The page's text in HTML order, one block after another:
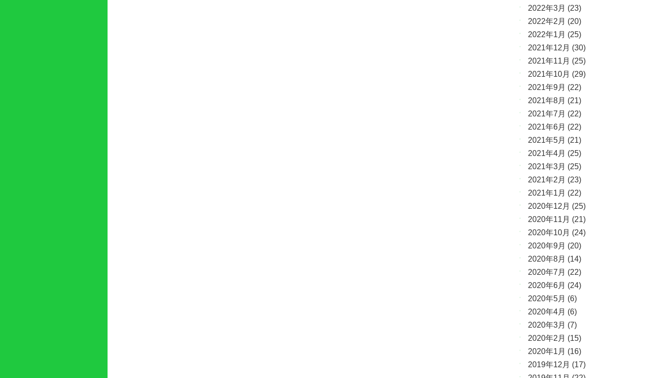
2022年3月 (23)
2022年2月 (20)
2022年1月 (25)
2021年12月 (30)
2021年11月 (25)
2021年10月 (29)
2021年9月 (22)
2021年8月 (21)
2021年7月 (22)
2021年6月 (22)
2021年5月 (21)
2021年4月 (25)
2021年3月 (25)
2021年2月 (23)
2021年1月 (22)
2020年12月 (25)
2020年11月 (21)
2020年10月 (24)
2020年9月 (20)
2020年8月 (14)
2020年7月 (22)
2020年6月 (24)
2020年5月 (6)
2020年4月 (6)
2020年3月 (7)
2020年2月 (15)
2020年1月 (16)
2019年12月 (17)